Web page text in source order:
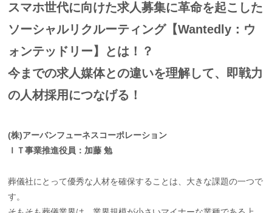
スマホ世代に向けた求人募集に革命を起こした
ソーシャルリクルーティング【Wantedly：ウ
ォンテッドリー】とは！？
今までの求人媒体との違いを理解して、即戦力
の人材採用につなげる！
(株)アーバンフューネスコーポレーション
ＩＴ事業推進役員：加藤 勉
葬儀社にとって優秀な人材を確保することは、大きな課題の一つで
す。